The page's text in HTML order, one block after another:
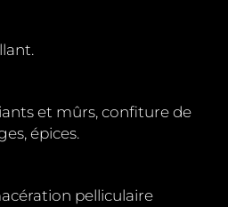
et mûrs, confiture de
épices.
pelliculaire